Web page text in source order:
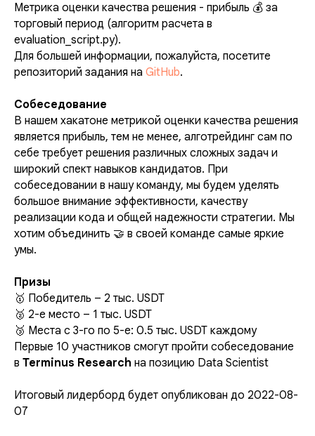
Метрика оценки качества решения - прибыль 💰 за
торговый период (алгоритм расчета в
evaluation_script.py).
Для большей информации, пожалуйста, посетите
репозиторий задания на GitHub.
Собеседование
В нашем хакатоне метрикой оценки качества решения
является прибыль, тем не менее, алготрейдинг сам по
себе требует решения различных сложных задач и
широкий спект навыков кандидатов. При
собеседовании в нашу команду, мы будем уделять
большое внимание эффективности, качеству
реализации кода и общей надежности стратегии. Мы
хотим объединить 🤝 в своей команде самые яркие
умы.
Призы
🥇 Победитель – 2 тыс. USDT
🥈 2-е место – 1 тыс. USDT
🥉 Места с 3-го по 5-е: 0.5 тыс. USDT каждому
Первые 10 участников смогут пройти собеседование
в Terminus Research на позицию Data Scientist
Итоговый лидерборд будет опубликован до 2022-08-
07